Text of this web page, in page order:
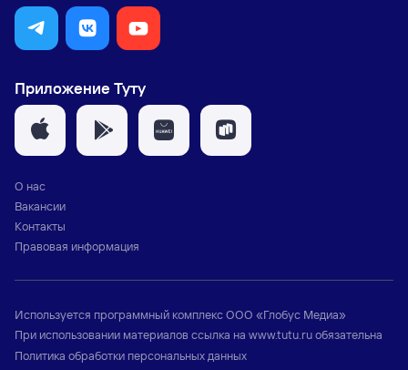
Приложение Туту
О нас
Вакансии
Контакты
Правовая информация
Используется программный комплексООО «Глобус Медиа»
При использовании материалов ссылка на www.tutu.ruобязательна
Политика обработки персональных данных